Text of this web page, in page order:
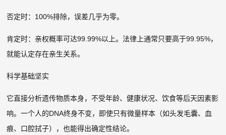
否定时：100%排除，误差几乎为零。
肯定时：亲权概率可达99.99%以上。法律上通常只要高于99.95%，
就能认定存在亲生关系。
科学基础坚实
它直接分析遗传物质本身，不受年龄、健康状况、饮食等后天因素影
响。一个人的DNA终身不变，即使只有微量样本（如头发毛囊、血
痕、口腔拭子），也能得出确定性结论。